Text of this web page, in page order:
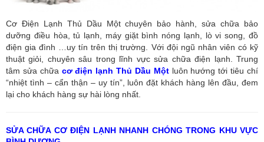
Cơ Điện Lạnh Thủ Dầu Một chuyên bảo hành, sửa chữa bảo
dưỡng điều hòa, tủ lạnh, máy giặt bình nóng lạnh, lò vi song, đồ
điện gia đình …uy tín trên thị trường. Với đội ngũ nhân viên có kỹ
thuật giỏi, chuyên sâu trong lĩnh vực sửa chữa điện lạnh. Trung
tâm sửa chữa cơ điện lạnh Thủ Dầu Mộtluôn hướng tới tiêu chí
“nhiệt tình – cẩn thận – uy tín”, luôn đặt khách hàng lên đầu, đem
lại cho khách hàng sự hài lòng nhất.
SỬA CHỮA CƠ ĐIỆN LẠNH NHANH CHÓNG TRONG KHU VỰC